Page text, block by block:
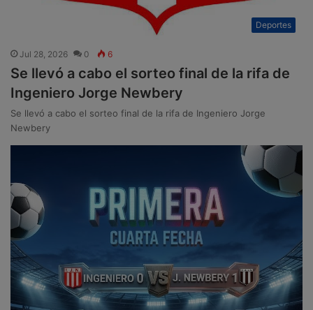
Deportes
Jul 28, 2026 0 6
Se llevó a cabo el sorteo final de la rifa de
Ingeniero Jorge Newbery
Se llevó a cabo el sorteo final de la rifa de Ingeniero Jorge
Newbery